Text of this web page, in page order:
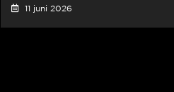
11 juni 2026